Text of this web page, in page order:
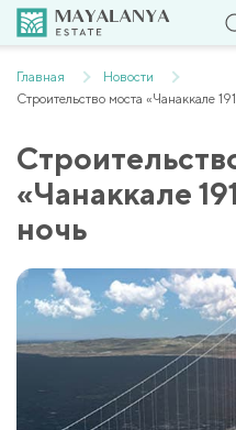
Главная
Новости
Строительство моста «Чанаккале
«Чанаккале
ночь